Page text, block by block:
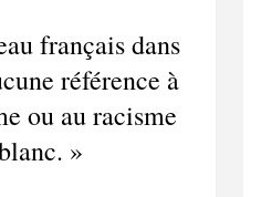
français dans
référence à
ou au racisme
»